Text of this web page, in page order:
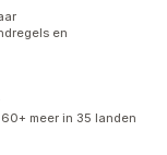
en
60+ meer in 35 landen